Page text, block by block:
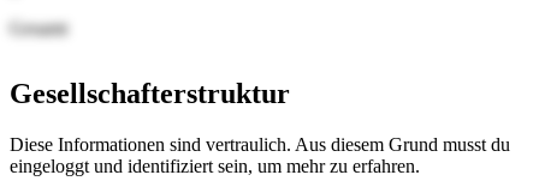
Gesamt
Gesellschafterstruktur
Diese Informationen sind vertraulich. Aus diesem Grund musst du
eingeloggt und identifiziert sein, um mehr zu erfahren.